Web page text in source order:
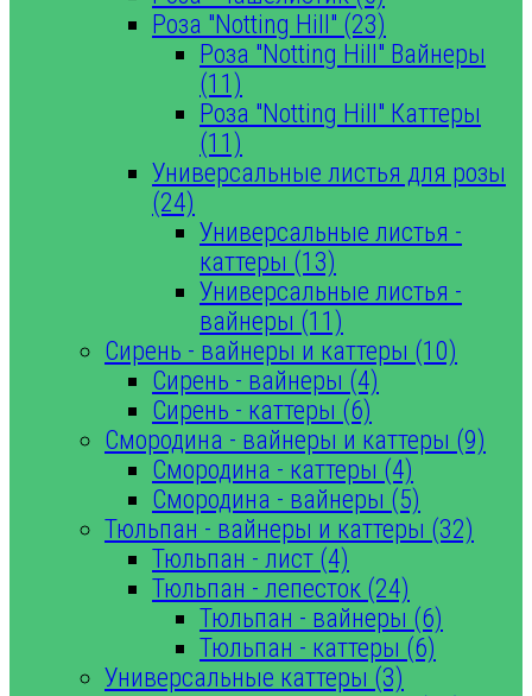
Роза "Notting Hill" (23)
Роза "Notting Hill" Вайнеры
(11)
Роза "Notting Hill" Каттеры
(11)
Универсальные листья для розы
(24)
Универсальные листья -
каттеры (13)
Универсальные листья -
вайнеры (11)
Сирень - вайнеры и каттеры (10)
Сирень - вайнеры (4)
Сирень - каттеры (6)
Смородина - вайнеры и каттеры (9)
Смородина - каттеры (4)
Смородина - вайнеры (5)
Тюльпан - вайнеры и каттеры (32)
Тюльпан - лист (4)
Тюльпан - лепесток (24)
Тюльпан - вайнеры (6)
Тюльпан - каттеры (6)
Универсальные каттеры (3)